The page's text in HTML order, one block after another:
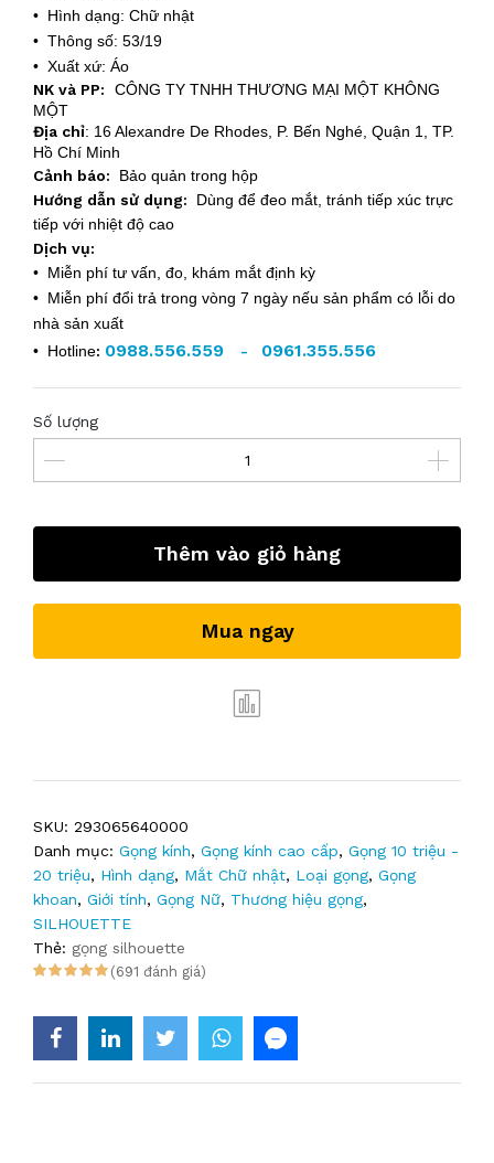
• Hình dạng: Chữ nhật
• Thông số: 53/19
• Xuất xứ: Áo
NK và PP:
CÔNG TY TNHH THƯƠNG MẠI MỘT KHÔNG
MỘT
Địa chỉ: 16 Alexandre De Rhodes, P. Bến Nghé, Quận 1, TP.
Hồ Chí Minh
Cảnh báo: Bảo quản trong hộp
Hướng dẫn sử dụng: Dùng để đeo mắt, tránh tiếp xúc trực
tiếp với nhiệt độ cao
Dịch vụ:
• Miễn phí tư vấn, đo, khám mắt định kỳ
• Miễn phí đổi trả trong vòng 7 ngày nếu sản phẩm có lỗi do
nhà sản xuất
• Hotline: 0988.556.559 - 0961.355.556
Số lượng
Thêm vào giỏ hàng
Mua ngay
SKU: 293065640000
Danh mục: Gọng kính, Gọng kính cao cấp, Gọng 10 triệu -
20 triệu, Hình dạng, Mắt Chữ nhật, Loại gọng, Gọng
khoan, Giới tính, Gọng Nữ, Thương hiệu gọng,
SILHOUETTE
Thẻ: gọng silhouette
(691 đánh giá)